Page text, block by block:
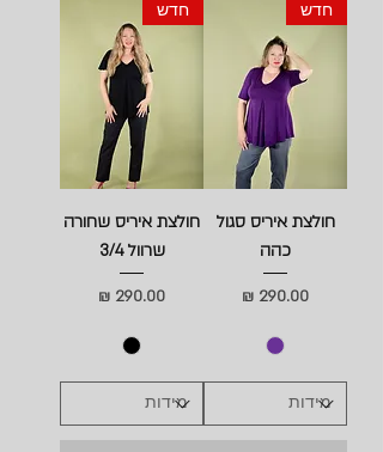
חדש
חולצת איריס סגול
כהה
מחיר
חדש
חולצת איריס שחורה
שרוול 3/4
מחיר